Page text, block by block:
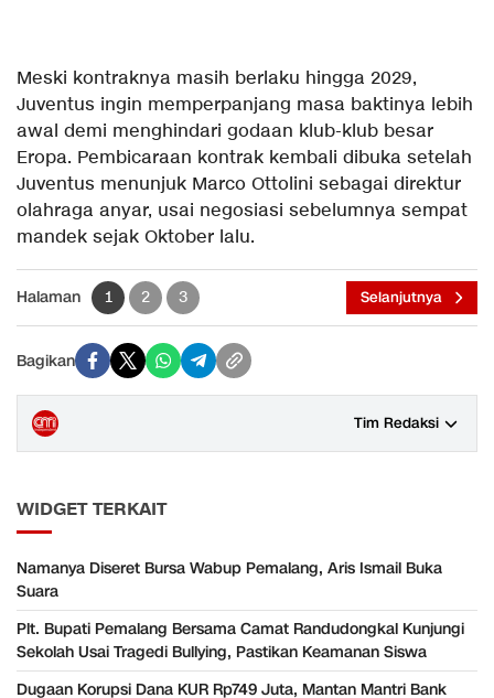
Meski kontraknya masih berlaku hingga 2029,
Juventus ingin memperpanjang masa baktinya lebih
awal demi menghindari godaan klub-klub besar
Eropa. Pembicaraan kontrak kembali dibuka setelah
Juventus menunjuk Marco Ottolini sebagai direktur
olahraga anyar, usai negosiasi sebelumnya sempat
mandek sejak Oktober lalu.
Halaman 1 2 3 Selanjutnya
Bagikan
Tim Redaksi
WIDGET TERKAIT
Namanya Diseret Bursa Wabup Pemalang, Aris Ismail Buka
Suara
Plt. Bupati Pemalang Bersama Camat Randudongkal Kunjungi
Sekolah Usai Tragedi Bullying, Pastikan Keamanan Siswa
Dugaan Korupsi Dana KUR Rp749 Juta, Mantan Mantri Bank